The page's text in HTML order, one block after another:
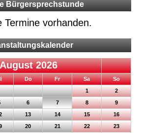
Bürgersprechstunde
Termine vorhanden.
August 2026
ttwoch DonnerstagFreitag Samstag Sonntag
1
2
6 7 8
9
13 14 15
16
20 21 22
23